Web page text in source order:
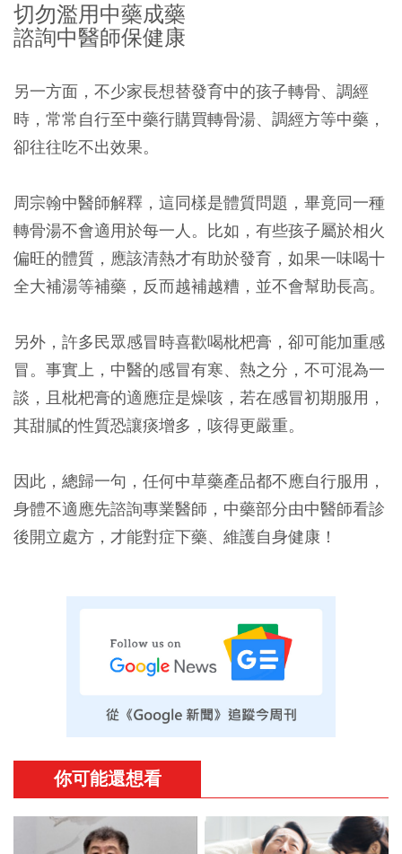
切勿濫用中藥成藥
諮詢中醫師保健康
另一方面，不少家長想替發育中的孩子轉骨、調經
時，常常自行至中藥行購買轉骨湯、調經方等中藥，
卻往往吃不出效果。
周宗翰中醫師解釋，這同樣是體質問題，畢竟同一種
轉骨湯不會適用於每一人。比如，有些孩子屬於相火
偏旺的體質，應該清熱才有助於發育，如果一味喝十
全大補湯等補藥，反而越補越糟，並不會幫助長高。
另外，許多民眾感冒時喜歡喝枇杷膏，卻可能加重感
冒。事實上，中醫的感冒有寒、熱之分，不可混為一
談，且枇杷膏的適應症是燥咳，若在感冒初期服用，
其甜膩的性質恐讓痰增多，咳得更嚴重。
因此，總歸一句，任何中草藥產品都不應自行服用，
身體不適應先諮詢專業醫師，中藥部分由中醫師看診
後開立處方，才能對症下藥、維護自身健康！